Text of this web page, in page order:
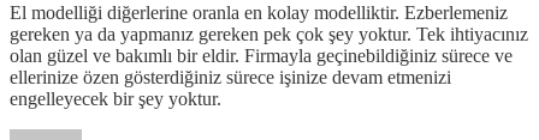
El modelliği diğerlerine oranla en kolay modelliktir. Ezberlemeniz
gereken ya da yapmanız gereken pek çok şey yoktur. Tek ihtiyacınız
olan güzel ve bakımlı bir eldir. Firmayla geçinebildiğiniz sürece ve
ellerinize özen gösterdiğiniz sürece işinize devam etmenizi
engelleyecek bir şey yoktur.